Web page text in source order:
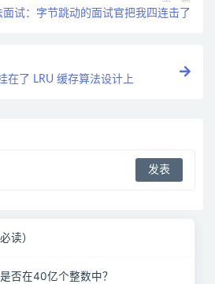
试：字节跳动的面试官把我四连击了
在了 LRU 缓存算法设计上
读）
否在40亿个整数中？